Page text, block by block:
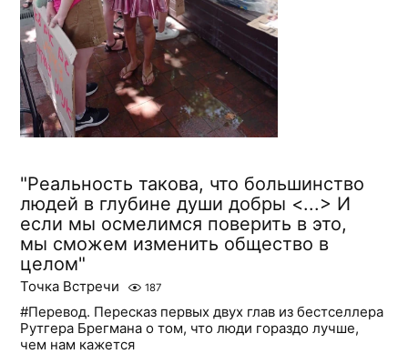
"Реальность такова, что большинство
людей в глубине души добры <...> И
если мы осмелимся поверить в это,
мы сможем изменить общество в
целом"
Точка Встречи 187
#Перевод. Пересказ первых двух глав из бестселлера
Рутгера Брегмана о том, что люди гораздо лучше,
чем нам кажется